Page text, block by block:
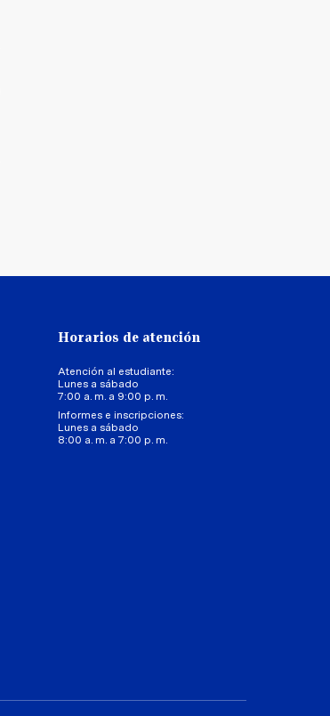
Horarios de atención
Atención al estudiante:
Lunes a sábado
7:00 a. m. a 9:00 p. m.
Informes e inscripciones:
Lunes a sábado
8:00 a. m. a 7:00 p. m.